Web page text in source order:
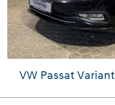
VW Passat Variant